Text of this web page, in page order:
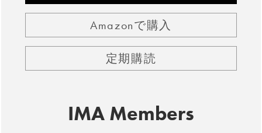
Amazonで購入
定期購読
IMA Members